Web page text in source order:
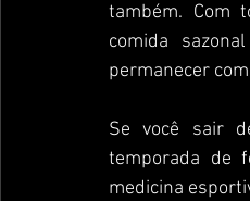
também. Com
comida
permanecer
Se você sair
temporada de
medicina